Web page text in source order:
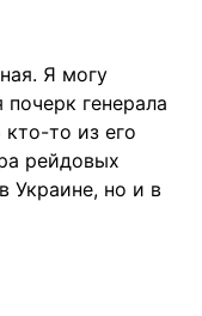
Я могу
генерала
то из его
рейдовых
Украине, но и в